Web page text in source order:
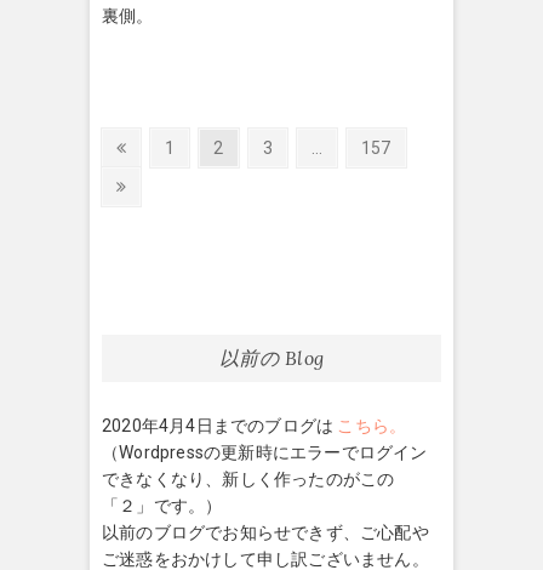
裏側。
投
稿
ョ
ン
前
固
1
固
2
固
3
固
157
次
以前の Blog
2020年4月4日までのブログは こちら。
（Wordpressの更新時にエラーでログイン
できなくなり、新しく作ったのがこの
「２」です。）
以前のブログでお知らせできず、ご心配や
ご迷惑をおかけして申し訳ございません。